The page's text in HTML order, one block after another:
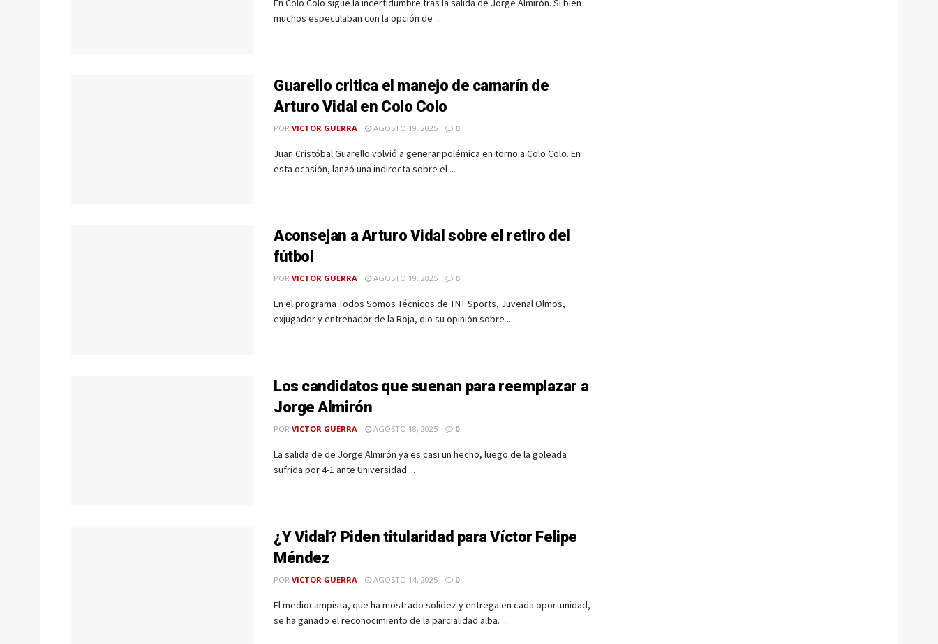
En Colo Colo sigue la incertidumbre tras la salida de Jorge Almirón. Si bien
muchos especulaban con la opción de ...
Guarello critica el manejo de camarín de
Arturo Vidal en Colo Colo
POR VICTOR GUERRA AGOSTO 19, 2025 0
Juan Cristóbal Guarello volvió a generar polémica en torno a Colo Colo. En
esta ocasión, lanzó una indirecta sobre el ...
Aconsejan a Arturo Vidal sobre el retiro del
fútbol
POR VICTOR GUERRA AGOSTO 19, 2025 0
En el programa Todos Somos Técnicos de TNT Sports, Juvenal Olmos,
exjugador y entrenador de la Roja, dio su opinión sobre ...
Los candidatos que suenan para reemplazar a
Jorge Almirón
POR VICTOR GUERRA AGOSTO 18, 2025 0
La salida de de Jorge Almirón ya es casi un hecho, luego de la goleada
sufrida por 4-1 ante Universidad ...
¿Y Vidal? Piden titularidad para Víctor Felipe
Méndez
POR VICTOR GUERRA AGOSTO 14, 2025 0
El mediocampista, que ha mostrado solidez y entrega en cada oportunidad,
se ha ganado el reconocimiento de la parcialidad alba. ...